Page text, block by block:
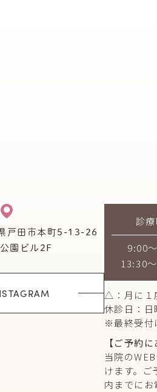
戸田市本町5-13-26
園ビル2F
診
9:00
13:30
△：月に１
休診日：日
※最終受付
【ご予約
当院の
けます。
内までにお